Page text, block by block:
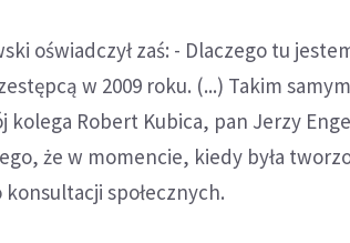
oświadczył zaś: - Dlaczego tu
w 2009 roku. (...) Takim
Robert Kubica, pan Jerzy
że w momencie, kiedy była
społecznych.